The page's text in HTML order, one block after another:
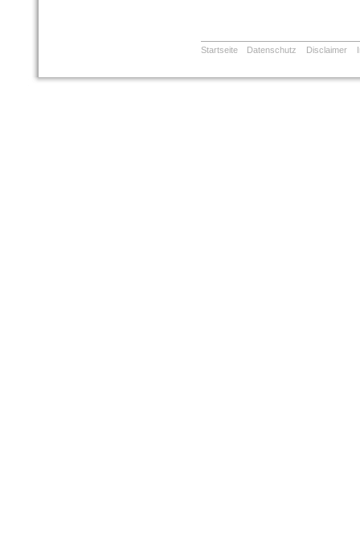
Startseite Datenschutz Disclaimer